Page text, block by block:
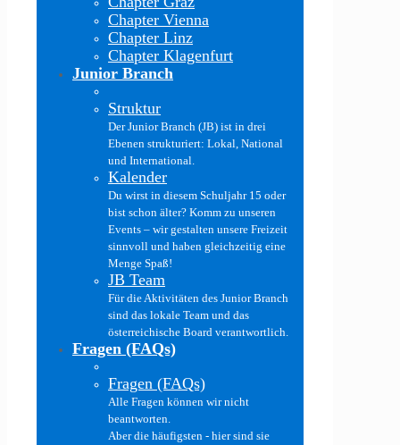
Chapter Vienna
Chapter Linz
Chapter Klagenfurt
Junior Branch
Struktur
Der Junior Branch (JB) ist in drei
Ebenen strukturiert: Lokal, National
und International.
Kalender
Du wirst in diesem Schuljahr 15 oder
bist schon älter? Komm zu unseren
Events – wir gestalten unsere Freizeit
sinnvoll und haben gleichzeitig eine
Menge Spaß!
JB Team
Für die Aktivitäten des Junior Branch
sind das lokale Team und das
österreichische Board verantwortlich.
Fragen (FAQs)
Fragen (FAQs)
Alle Fragen können wir nicht
beantworten.
Aber die häufigsten - hier sind sie